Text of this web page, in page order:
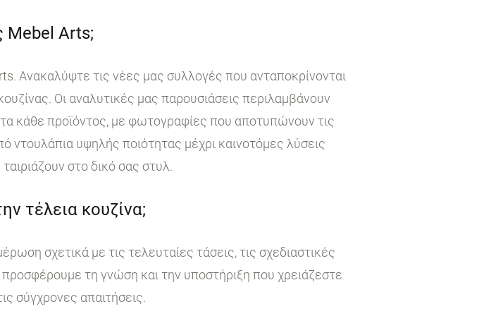
Mebel Arts;
Ανακαλύψτε τις νέες μας συλλογές που ανταποκρίνονται
Οι αναλυτικές μας παρουσιάσεις περιλαμβάνουν
κάθε προϊόντος, με φωτογραφίες που αποτυπώνουν τις
υψηλής ποιότητας μέχρι καινοτόμες λύσεις
στο δικό σας στυλ.
τέλεια κουζίνα;
σχετικά με τις τελευταίες τάσεις, τις σχεδιαστικές
τη γνώση και την υποστήριξη που χρειάζεστε
σύγχρονες απαιτήσεις.